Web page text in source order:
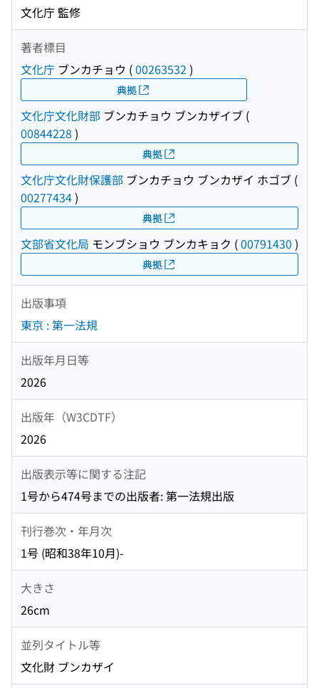
文化庁 監修
著者標目
文化庁 ブンカチョウ (00263532 )
典拠
文化庁文化財部 ブンカチョウ ブンカザイブ (
00844228 )
典拠
文化庁文化財保護部 ブンカチョウ ブンカザイ ホゴブ (
00277434)
典拠
文部省文化局 モンブショウ ブンカキョク (00791430 )
典拠
出版事項
東京 : 第一法規
出版年月日等
2026
出版年（W3CDTF）
2026
出版表示等に関する注記
1号から474号までの出版者: 第一法規出版
刊行巻次・年月次
1号 (昭和38年10月)-
大きさ
26cm
並列タイトル等
文化財 ブンカザイ